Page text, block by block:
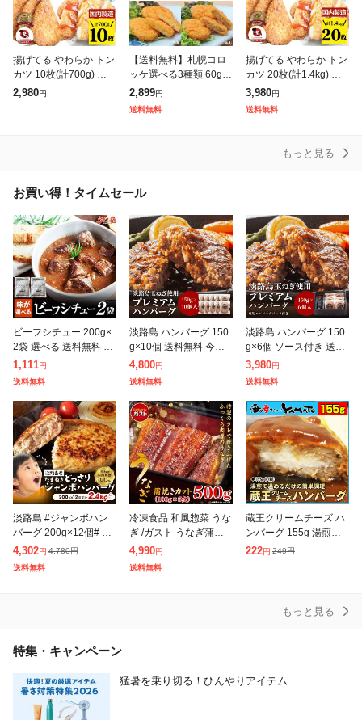
揚げてる やわらか トン
カツ 10枚(計700g) レン
ジで簡単 レンジで簡単
2,980円
【送料無料】札幌コロ
ッケ選べる3種類 60g×
10個 合計30個 北海道
産の素材を使った美味
しいコロッケ メガ盛り
2,899円
送料無料
揚げてる やわらか トン
カツ 20枚(計1.4kg) レ
ンジで簡単 レンジで簡
単 調理済み 惣菜 オー
ドブル 冷凍食品 おかず
3,980円
送料無料
もっと見る
お買い得！タイムセール
ビーフシチュー 200g×
2袋 選べる 送料無料 ポ
イント消化 お試し 辛口
国産 牛肉 デミグラス
ソース 非常食 おかず
手
1,111円
送料無料
淡路島 ハンバーグ 150
g×10個 送料無料 今井
ファーム#淡路島ハンバ
ーグ10個# 国産 安心安
全 産地直送 有機質肥料
4,800円
送料無料
淡路島 ハンバーグ 150
g×6個 ソース付き 送料
無料 今井ファーム 国産
安心安全 産地直送 有機
質肥料 玉ねぎ たまねぎ
3,980円
送料無料
淡路島 #ジャンボハン
バーグ 200g×12個# 送
料無料 今井ファーム 国
産 安心安全 産地直送
冷凍 無添加 ギフト プ
4,302円 4,780円
送料無料
冷凍食品 和風惣菜 うな
ぎ /ガスト うなぎ蒲焼
きカット 100g×5食/う
なぎ ウナギ 鰻 蒲焼 蒲
焼き かば焼き 送料無料
4,990円
送料無料
蔵王クリームチーズ ハ
ンバーグ 155g 湯煎で
温めるだけ はんばーぐ
222円 249円
もっと見る
特集・キャンペーン
猛暑を乗り切る！ひんやりアイテム